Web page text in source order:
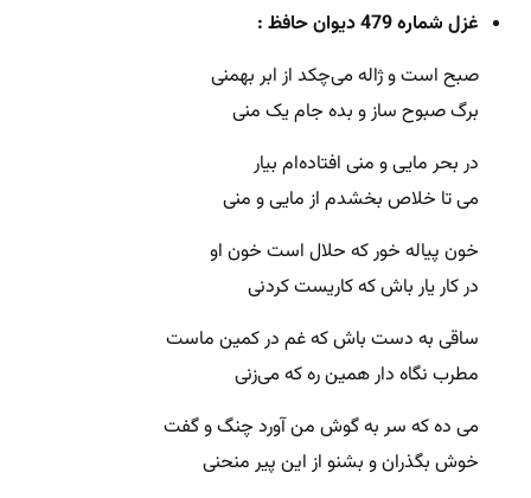
غزل شماره 479 دیوان حافظ :
صبح است و ژاله می‌چکد از ابر بهمنی
برگ صبوح ساز و بده جام یک منی
در بحر مایی و منی افتاده‌ام بیار
می تا خلاص بخشدم از مایی و منی
خون پیاله خور که حلال است خون او
در کار یار باش که کاریست کردنی
ساقی به دست باش که غم در کمین ماست
مطرب نگاه دار همین ره که می‌زنی
می ده که سر به گوش من آورد چنگ و گفت
خوش بگذران و بشنو از این پیر منحنی